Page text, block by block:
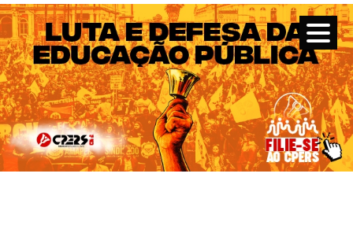
CPERS – Sindicato
CPERS – Sindicato dos Professores e Funcionários de escola
do Estado do Rio Grande do Sul